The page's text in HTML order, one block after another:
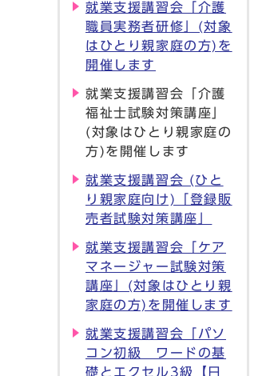
就業支援講習会「介護
職員実務者研修」(対象
はひとり親家庭の方)を
開催します
就業支援講習会「介護
福祉士試験対策講座」
(対象はひとり親家庭の
方)を開催します
就業支援講習会 (ひと
り親家庭向け)「登録販
売者試験対策講座」
就業支援講習会「ケア
マネージャー試験対策
講座」(対象はひとり親
家庭の方)を開催します
就業支援講習会「パソ
コン初級 ワードの基
礎とエクセル3級【日